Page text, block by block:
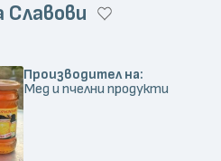
Славови
Производител на:
Мед и пчелни продукти